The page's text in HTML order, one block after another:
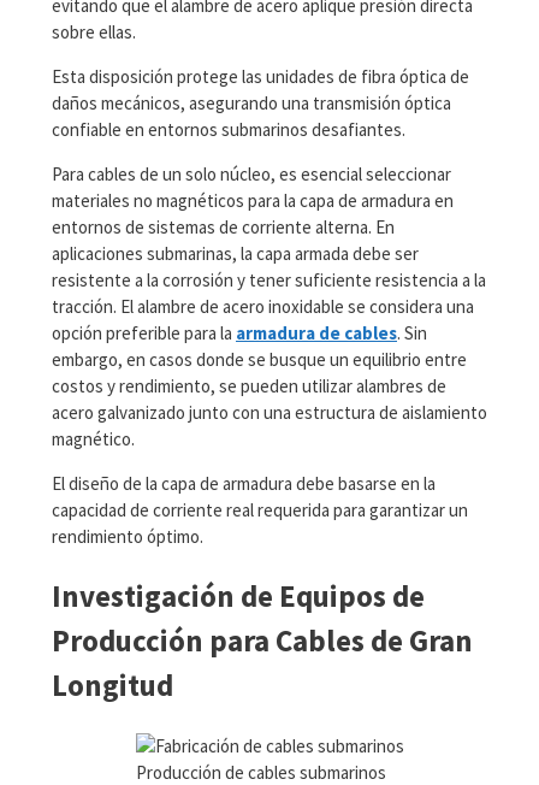
evitando que el alambre de acero aplique presión directa
sobre ellas.
Esta disposición protege las unidades de fibra óptica de
daños mecánicos, asegurando una transmisión óptica
confiable en entornos submarinos desafiantes.
Para cables de un solo núcleo, es esencial seleccionar
materiales no magnéticos para la capa de armadura en
entornos de sistemas de corriente alterna. En
aplicaciones submarinas, la capa armada debe ser
resistente a la corrosión y tener suficiente resistencia a la
tracción. El alambre de acero inoxidable se considera una
opción preferible para la armadura de cables. Sin
embargo, en casos donde se busque un equilibrio entre
costos y rendimiento, se pueden utilizar alambres de
acero galvanizado junto con una estructura de aislamiento
magnético.
El diseño de la capa de armadura debe basarse en la
capacidad de corriente real requerida para garantizar un
rendimiento óptimo.
Investigación de Equipos de
Producción para Cables de Gran
Longitud
Producción de cables submarinos